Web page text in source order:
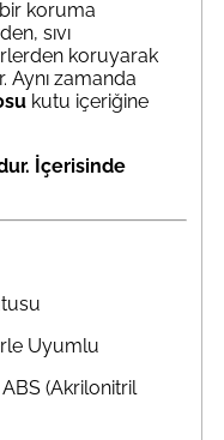
koruma
sıvı
koruyarak
Aynı zamanda
kutu içeriğine
İçerisinde
Uyumlu
ABS (Akrilonitril